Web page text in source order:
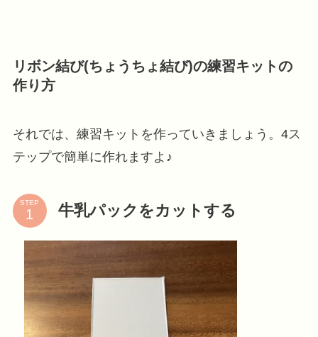
リボン結び(ちょうちょ結び)の練習キットの
作り方
それでは、練習キットを作っていきましょう。4ス
テップで簡単に作れますよ♪
STEP 牛乳パックをカットする